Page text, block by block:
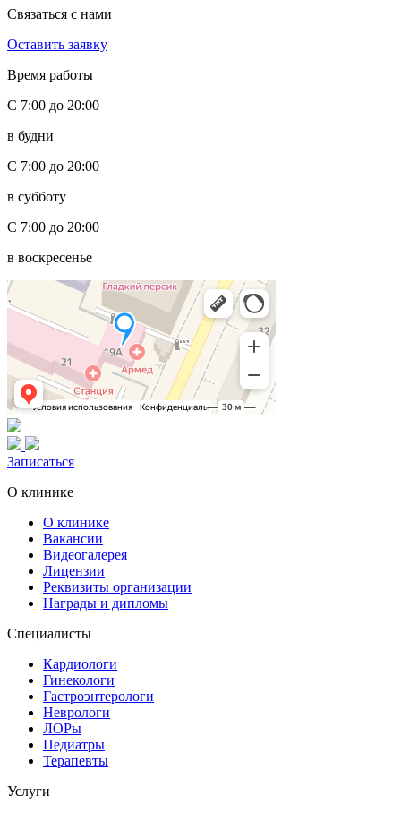
Связаться с нами
Оставить заявку
Время работы
С 7:00 до 20:00
в будни
С 7:00 до 20:00
в субботу
С 7:00 до 20:00
в воскресенье
Записаться
О клинике
О клинике
Вакансии
Видеогалерея
Лицензии
Реквизиты организации
Награды и дипломы
Специалисты
Кардиологи
Гинекологи
Гастроэнтерологи
Неврологи
ЛОРы
Педиатры
Терапевты
Услуги